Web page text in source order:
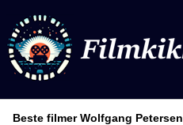
Beste filmer Wolfgang Petersen